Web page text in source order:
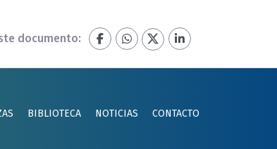
documento:
BIBLIOTECA NOTICIAS CONTACTO